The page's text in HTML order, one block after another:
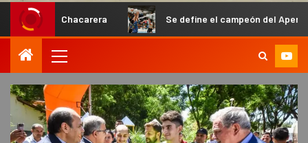
Se define el campeón del Apertura masculino